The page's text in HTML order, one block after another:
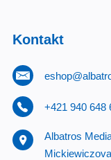
Kontakt
+421 940 648
Albatros